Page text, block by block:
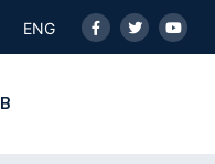
ENG
f